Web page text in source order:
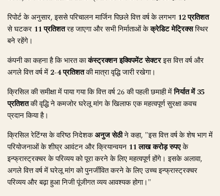
रिपोर्ट के अनुसार, इससे परिचालन मार्जिन पिछले वित्त वर्ष के लगभग 12 प्रतिशत
से घटकर 11 प्रतिशतरह जाएगा और सभी निर्माताओं केक्रेडिट मेट्रिक्सस्थिर
बने रहेंगे।
कंपनी का कहना है कि भारत काकंस्ट्रक्शन इक्विपमेंट सेक्टरइस वित्त वर्ष और
अगले वित्त वर्ष में 2-4 प्रतिशतकी मात्रा वृद्धि जारी रखेगा।
क्रिसिल की समीक्षा में पाया गया कि वित्त वर्ष 26 की पहली छमाही मेंनिर्यात में 35
प्रतिशतकी वृद्धि ने कमजोर घरेलू मांग के खिलाफ एक महत्वपूर्ण सुरक्षा कवच
प्रदान किया है।
क्रिसिल रेटिंग्स के वरिष्ठ निदेशकअनुज सेठीने कहा, "इस वित्त वर्ष के शेष भाग में
परियोजनाओं के शीघ्र आवंटन और क्रियान्वयन 11 लाख करोड़ रुपएके
इन्फ्रास्ट्रक्चर के परिव्यय को पूरा करने के लिए महत्वपूर्ण होंगे। इसके अलावा,
अगले वित्त वर्ष में घरेलू मांग को पुनर्जीवित करने के लिए उच्च इन्फ्रास्ट्रक्चर
परिव्यय और बढ़ा हुआ निजी पूंजीगत व्यय आवश्यक होगा।"